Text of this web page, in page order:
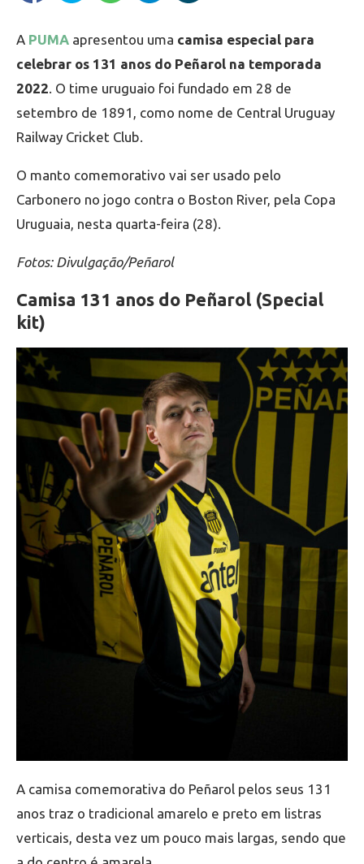
A PUMA apresentou uma camisa especial para
celebrar os 131 anos do Peñarol na temporada
2022 . O time uruguaio foi fundado em 28 de
setembro de 1891, como nome de Central Uruguay
Railway Cricket Club.
O manto comemorativo vai ser usado pelo
Carbonero no jogo contra o Boston River, pela Copa
Uruguaia, nesta quarta-feira (28).
Fotos: Divulgação/Peñarol
Camisa 131 anos do Peñarol (Special
kit)
A camisa comemorativa do Peñarol pelos seus 131
anos traz o tradicional amarelo e preto em listras
verticais, desta vez um pouco mais largas, sendo que